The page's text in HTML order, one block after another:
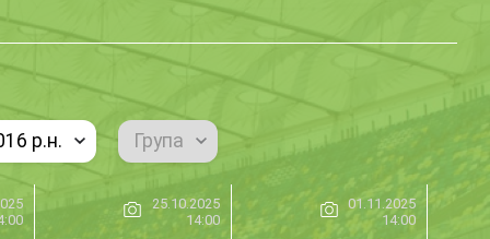
р.н. Група
25.10.2025
14:00
01.11.2025
14:00